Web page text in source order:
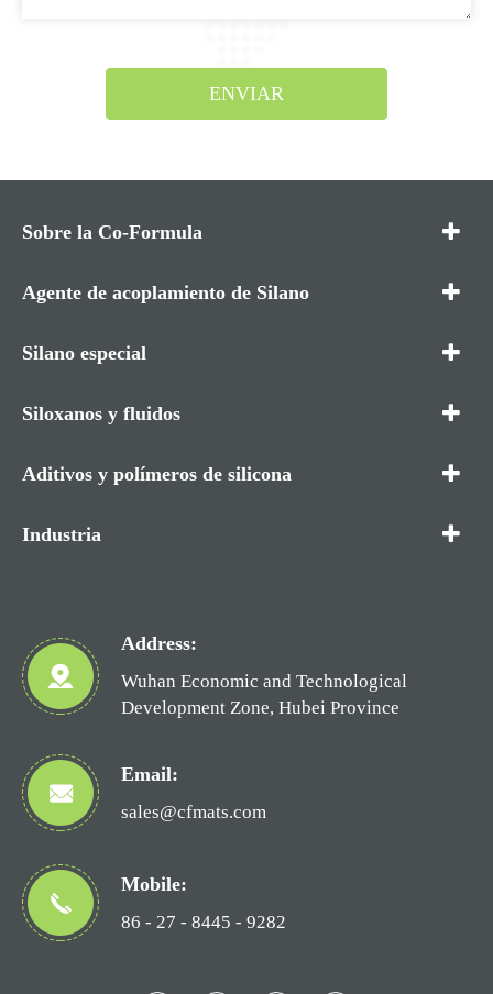
ENVIAR
Sobre la Co-Formula
Agente de acoplamiento de Silano
Silano especial
Siloxanos y fluidos
Aditivos y polímeros de silicona
Industria
Address:
Wuhan Economic and Technological
Development Zone, Hubei Province
Email:
sales@cfmats.com
Mobile:
86 - 27 - 8445 - 9282